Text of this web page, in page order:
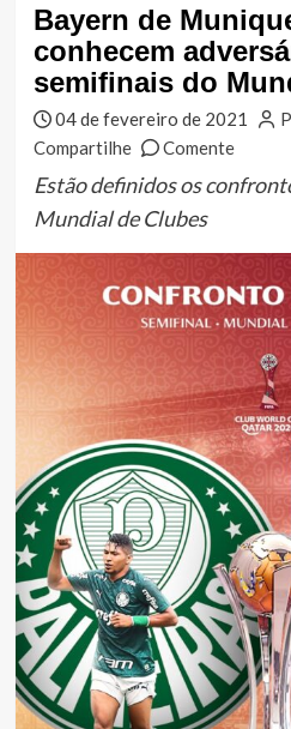
Bayern de
conhecem
semifinais do
04 de fevereiro de 2021
Compartilhe
Comente
Estão definidos os
Mundial de Clubes